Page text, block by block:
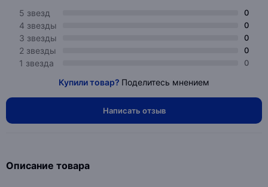
5 звезд
0
4 звезды 0
3 звезды 0
2 звезды 0
1 звезда 0
Купили товар? Поделитесь мнением
Написать отзыв
Описание товара